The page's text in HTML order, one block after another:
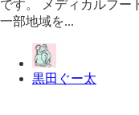
です。 メディカルフー
一部地域を...
黒田ぐー太